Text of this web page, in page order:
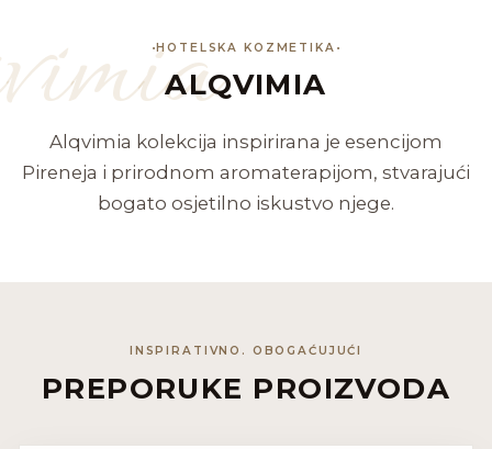
HOTELSKA KOZMETIKA
ALQVIMIA
Alqvimia kolekcija inspirirana je esencijom
Pireneja i prirodnom aromaterapijom, stvarajući
bogato osjetilno iskustvo njege.
INSPIRATIVNO. OBOGAĆUJUĆI
PREPORUKE PROIZVODA